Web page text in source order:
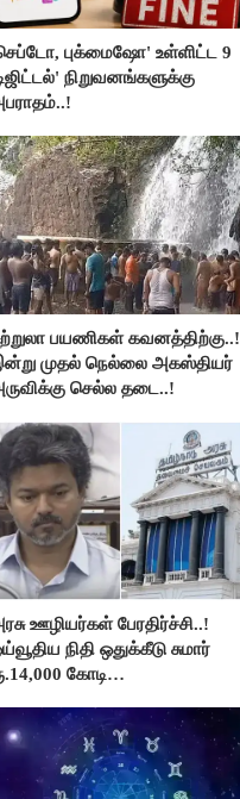
புக்மைஷோ' உள்ளிட்ட 9
நிறுவனங்களுக்கு
பயணிகள் கவனத்திற்கு..!
முதல் நெல்லை அகஸ்தியர்
செல்ல தடை..!
ஊழியர்கள் பேரதிர்ச்சி..!
நிதி ஒதுக்கீடு சுமார்
கோடி